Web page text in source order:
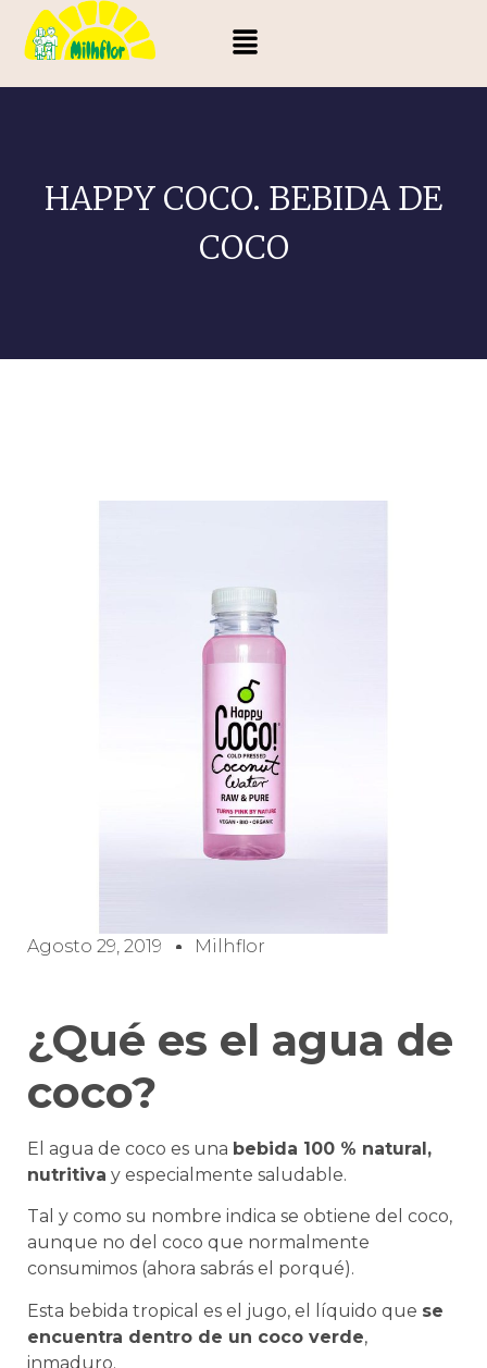
HAPPY COCO. BEBIDA DE
COCO
Agosto 29, 2019 Milhflor
¿Qué es el agua de
coco?
El agua de coco es una bebida 100 % natural,
nutritiva y especialmente saludable.
Tal y como su nombre indica se obtiene del coco,
aunque no del coco que normalmente
consumimos (ahora sabrás el porqué).
Esta bebida tropical es el jugo, el líquido que se
encuentra dentro de un coco verde,
inmaduro.